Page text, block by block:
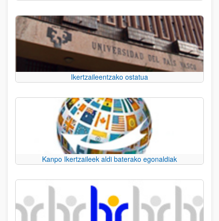
Ikertzaileentzako ostatua
Kanpo Ikertzaileek aldi baterako egonaldiak